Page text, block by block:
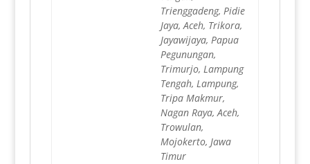
Trienggadeng, Pidie
Jaya, Aceh, Trikora,
Jayawijaya, Papua
Pegunungan,
Trimurjo, Lampung
Tengah, Lampung,
Tripa Makmur,
Nagan Raya, Aceh,
Trowulan,
Mojokerto, Jawa
Timur